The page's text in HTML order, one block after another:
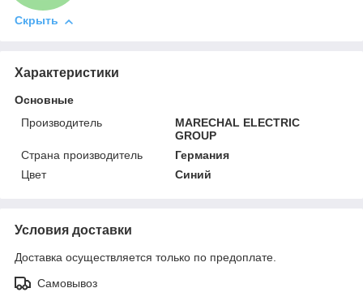
Скрыть
Характеристики
Основные
Производитель
MARECHAL ELECTRIC
GROUP
Страна производитель
Германия
Цвет
Синий
Условия доставки
Доставка осуществляется только по предоплате.
Самовывоз